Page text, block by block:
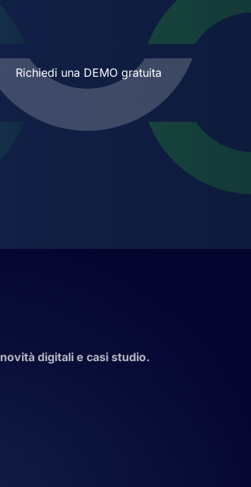
Richiedi una DEMO gratuita
digitali e casi studio.